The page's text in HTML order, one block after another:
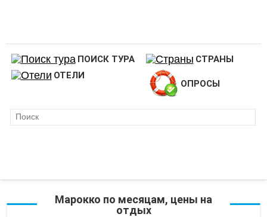
ПОИСК ТУРА
СТРАНЫ
ОТЕЛИ
ОПРОСЫ
Марокко по месяцам, цены на
отдых